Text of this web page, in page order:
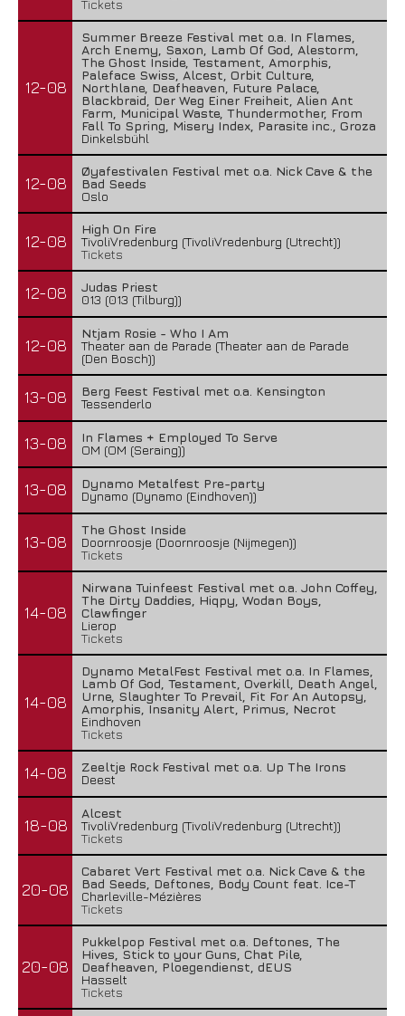
Tickets
12-08
Summer Breeze Festival met o.a. In Flames,
Arch Enemy, Saxon, Lamb Of God, Alestorm,
The Ghost Inside, Testament, Amorphis,
Paleface Swiss, Alcest, Orbit Culture,
Northlane, Deafheaven, Future Palace,
Blackbraid, Der Weg Einer Freiheit, Alien Ant
Farm, Municipal Waste, Thundermother, From
Fall To Spring, Misery Index, Parasite inc., Groza
Dinkelsbühl
12-08
Øyafestivalen Festival met o.a. Nick Cave & the
Bad Seeds
Oslo
12-08
High On Fire
TivoliVredenburg (TivoliVredenburg (Utrecht))
Tickets
12-08
Judas Priest
013 (013 (Tilburg))
12-08
Ntjam Rosie - Who I Am
Theater aan de Parade (Theater aan de Parade
(Den Bosch))
13-08
Berg Feest Festival met o.a. Kensington
Tessenderlo
13-08
In Flames + Employed To Serve
OM (OM (Seraing))
13-08
Dynamo Metalfest Pre-party
Dynamo (Dynamo (Eindhoven))
13-08
The Ghost Inside
Doornroosje (Doornroosje (Nijmegen))
Tickets
14-08
Nirwana Tuinfeest Festival met o.a. John Coffey,
The Dirty Daddies, Hiqpy, Wodan Boys,
Clawfinger
Lierop
Tickets
14-08
Dynamo MetalFest Festival met o.a. In Flames,
Lamb Of God, Testament, Overkill, Death Angel,
Urne, Slaughter To Prevail, Fit For An Autopsy,
Amorphis, Insanity Alert, Primus, Necrot
Eindhoven
Tickets
14-08
Zeeltje Rock Festival met o.a. Up The Irons
Deest
18-08
Alcest
TivoliVredenburg (TivoliVredenburg (Utrecht))
Tickets
20-08
Cabaret Vert Festival met o.a. Nick Cave & the
Bad Seeds, Deftones, Body Count feat. Ice-T
Charleville-Mézières
Tickets
20-08
Pukkelpop Festival met o.a. Deftones, The
Hives, Stick to your Guns, Chat Pile,
Deafheaven, Ploegendienst, dEUS
Hasselt
Tickets